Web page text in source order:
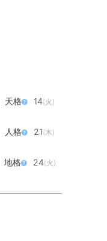
天格 14(火)
人格 21(木)
地格 24(火)